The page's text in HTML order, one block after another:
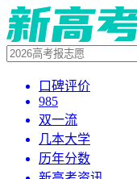
口碑评价
985
双一流
几本大学
历年分数